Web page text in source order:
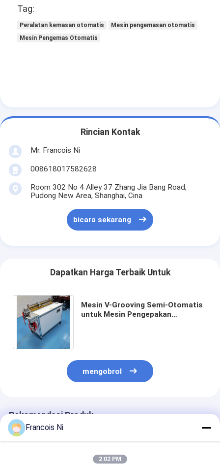
Tag:
Peralatan kemasan otomatis
Mesin pengemasan otomatis
Mesin Pengemas Otomatis
Rincian Kontak
Mr. Francois Ni
008618017582628
Room 302 No 4 Alley 37 Zhang Jia Bang Road,
Pudong New Area, Shanghai, Cina
bicara sekarang
Dapatkan Harga Terbaik Untuk
Mesin V-Grooving Semi-Otomatis
untuk Mesin Pengepakan
mengobrol
Rekomendasi Produk
Francois Ni
2:02 PM